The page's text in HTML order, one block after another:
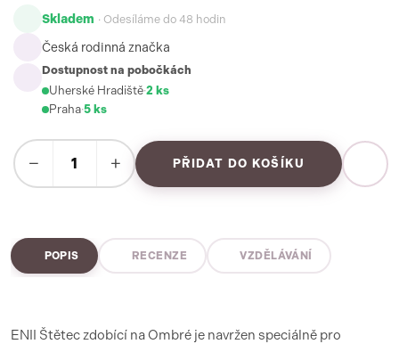
Skladem · Odesíláme do 48 hodin
Česká rodinná značka
Dostupnost na pobočkách
Uherské Hradiště·2 ks
Praha·5 ks
− + PŘIDAT DO KOŠÍKU
POPIS RECENZE VZDĚLÁVÁNÍ
ENII Štětec zdobící na Ombré je navržen speciálně pro